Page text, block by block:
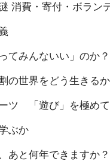
消費・寄付・ボラン
てみんないい」のか
の世界をどう生きる
ツ 「遊び」を極め
ぶか
あと何年できますか？